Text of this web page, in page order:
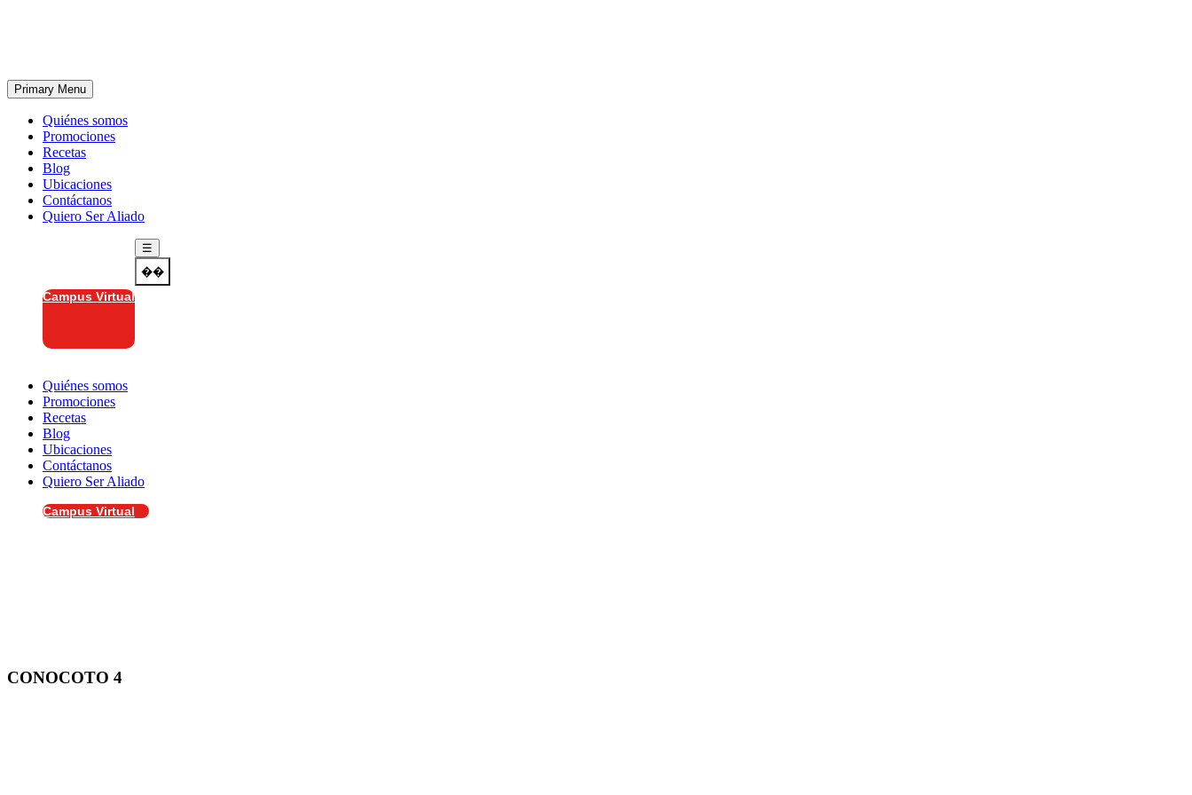
Primary Menu
Quiénes somos
Promociones
Recetas
Blog
Ubicaciones
Contáctanos
Quiero Ser Aliado
Campus Virtual
☰
��
Quiénes somos
Promociones
Recetas
Blog
Ubicaciones
Contáctanos
Quiero Ser Aliado
Campus Virtual
CONOCOTO 4